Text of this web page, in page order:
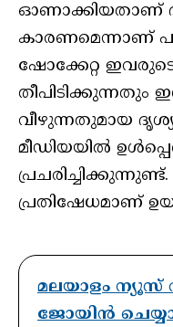
ഓണാക്കിയതാണ്
കാരണമെന്നാണ്
ഷോക്കേറ്റ
തീപിടിക്കുന്നതും
വീഴുന്നതുമായ
മീഡിയയിൽ
പ്രതിഷേധമാണ്
മലയാളം ന്യൂസ്
ജോയിൻ